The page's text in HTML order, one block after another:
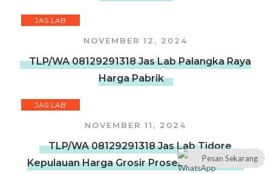
JAS LAB
NOVEMBER 12, 2024
TLP/WA 08129291318 Jas Lab Palangka Raya
Harga Pabrik
JAS LAB
NOVEMBER 11, 2024
TLP/WA 08129291318 Jas Lab Tidore
Kepulauan Harga Grosir Proses Pembuatan
Pesan Sekarang